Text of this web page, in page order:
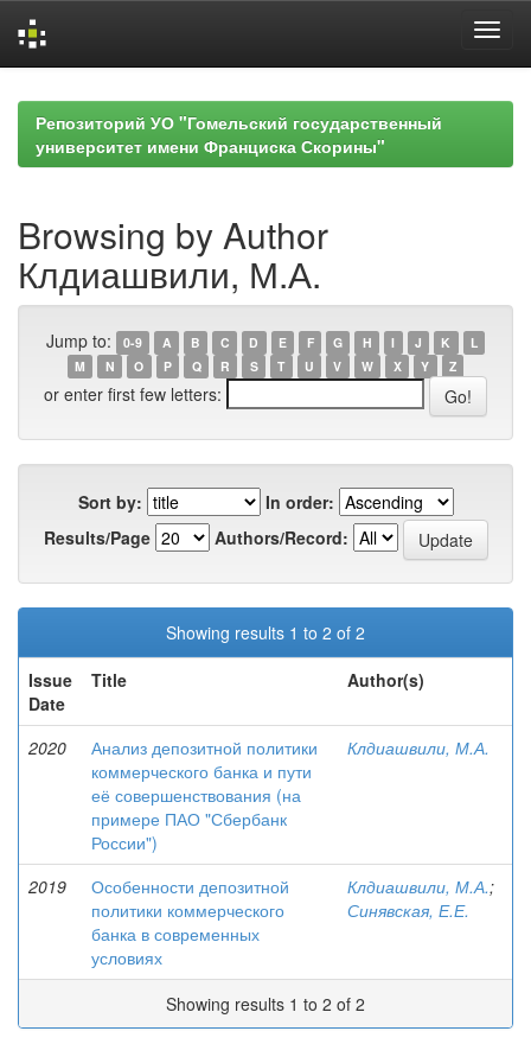
navigationРепозиторий УО "Гомельский государственный
университет имени Франциска Скорины"
Browsing by Author
Клдиашвили, М.А.
Jump to: 0-9 A B C D E F G H I J K
L
M
N O P Q R S T U V W X Y Z
or enter first few letters:
Sort by:
In order:
Results/Page
Authors/Record:
Showing results 1 to 2 of 2
Issue
Date
Title Author(s)
2020
Анализ депозитной политики
коммерческого банка и пути
её совершенствования (на
примере ПАО "Сбербанк
России")
Клдиашвили, М.А.
2019
Особенности депозитной
политики коммерческого
банка в современных
условиях
Клдиашвили, М.А.;
Синявская, Е.Е.
Showing results 1 to 2 of 2